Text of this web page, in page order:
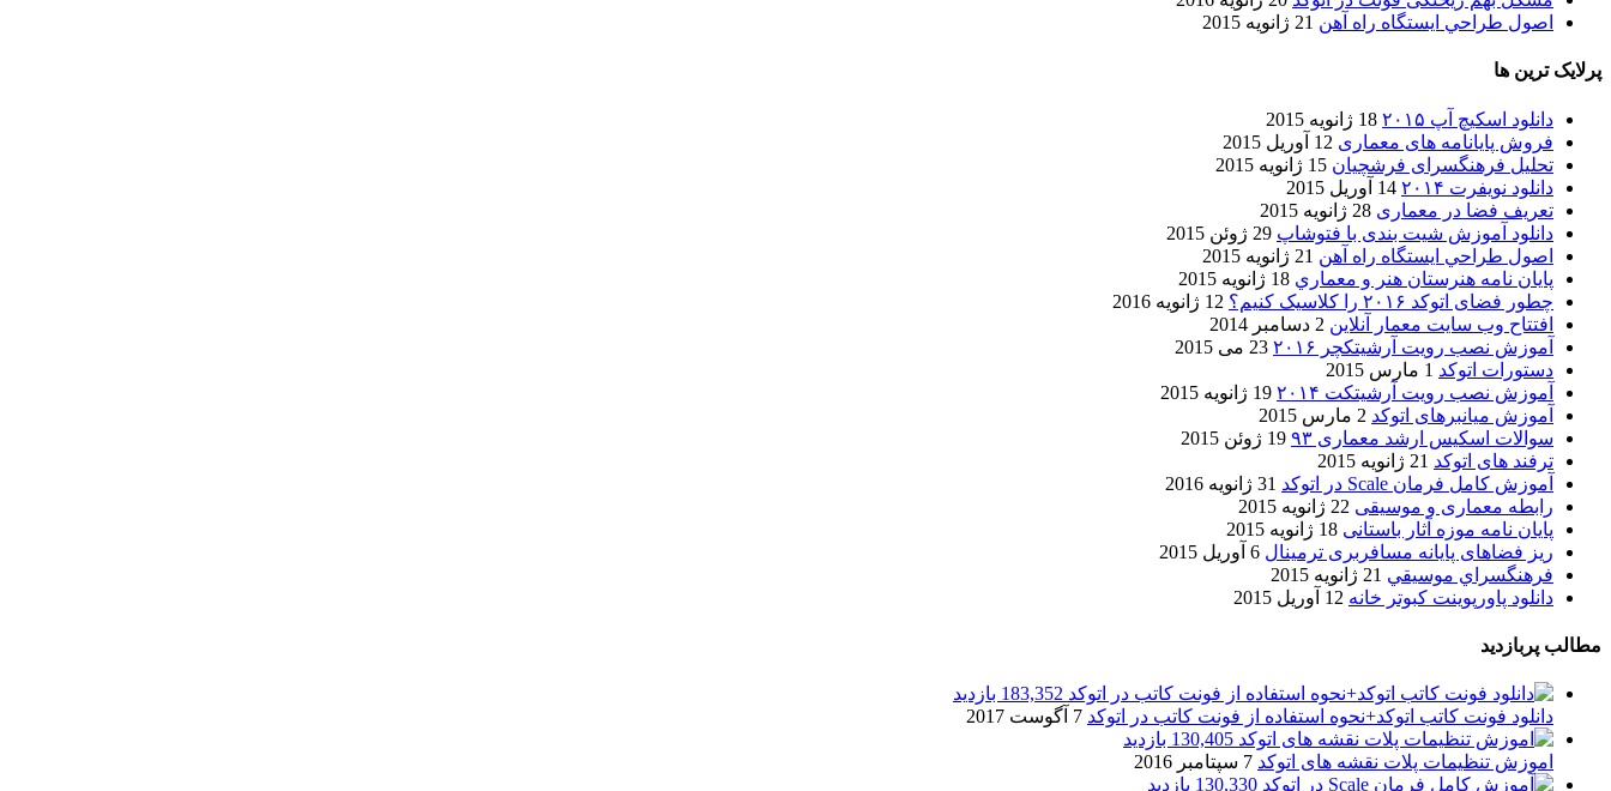
اصول طراحي ایستگاه راه آهن 21 ژانویه 2015
پرلایک ترین ها
دانلود اسکیچ آپ ۲۰۱۵
18 ژانویه 2015
فروش پایانامه های معماری 12 آوریل 2015
تحلیل فرهنگسرای فرشچیان 15 ژانویه 2015
دانلود نویفرت ۲۰۱۴
14 آوریل 2015
تعریف فضا در معماری 28 ژانویه 2015
دانلود آموزش شیت بندی با فتوشاپ 29 ژوئن 2015
اصول طراحي ایستگاه راه آهن 21 ژانویه 2015
پایان نامه هنرستان هنر و معماري 18 ژانویه 2015
چطور فضای اتوکد ۲۰۱۶ را کلاسیک کنیم؟
12 ژانویه 2016
افتتاح وب سایت معمار آنلاین 2 دسامبر 2014
آموزش نصب رویت آرشیتکچر ۲۰۱۶
23 می 2015
دستورات اتوکد 1 مارس 2015
آموزش نصب رویت آرشیتکت ۲۰۱۴
19 ژانویه 2015
آموزش میانبرهای اتوکد 2 مارس 2015
سوالات اسکیس ارشد معماری ۹۳
19 ژوئن 2015
ترفند های اتوکد 21 ژانویه 2015
آموزش کامل فرمان Scale در اتوکد
31 ژانویه 2016
رابطه معماری و موسیقی 22 ژانویه 2015
پایان نامه موزه آثار باستانی 18 ژانویه 2015
ریز فضاهای پایانه مسافربری ترمینال 6 آوریل 2015
فرهنگسراي موسيقي 21 ژانویه 2015
دانلود پاورپوینت کبوتر خانه 12 آوریل 2015
مطالب پربازدید
183,352 بازدید
دانلود فونت کاتب اتوکد+نحوه استفاده از فونت کاتب در اتوکد 7 آگوست 2017
130,405 بازدید
اموزش تنظیمات پلات نقشه های اتوکد 7 سپتامبر 2016
130,330 بازدید